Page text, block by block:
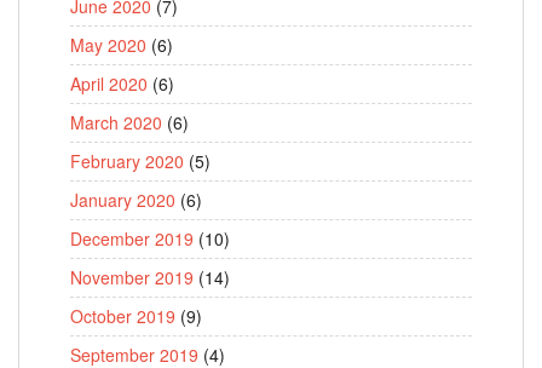
June 2020 (7)
May 2020 (6)
April 2020 (6)
March 2020 (6)
February 2020 (5)
January 2020 (6)
December 2019 (10)
November 2019 (14)
October 2019 (9)
September 2019 (4)